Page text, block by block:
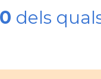
0 dels